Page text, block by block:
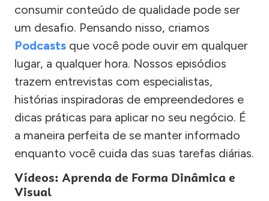
consumir conteúdo de qualidade pode ser
um desafio. Pensando nisso, criamos
Podcasts que você pode ouvir em qualquer
lugar, a qualquer hora. Nossos episódios
trazem entrevistas com especialistas,
histórias inspiradoras de empreendedores e
dicas práticas para aplicar no seu negócio. É
a maneira perfeita de se manter informado
enquanto você cuida das suas tarefas diárias.
Vídeos: Aprenda de Forma Dinâmica e
Visual